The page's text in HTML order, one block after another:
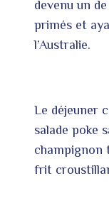
devenu un
primés et
l’Australie.
Le déjeuner
salade poke
champignon
frit